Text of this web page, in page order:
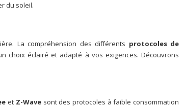
du soleil.
La compréhension des différents protocoles de
choix éclairé et adapté à vos exigences. Découvrons
et Z-Wave sont des protocoles à faible consommation